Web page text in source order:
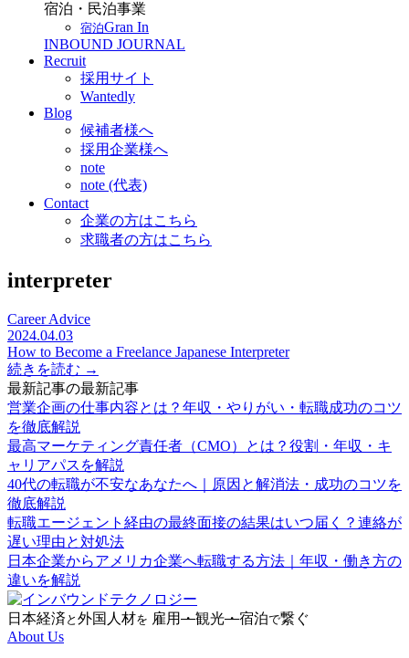
宿泊・民泊事業
宿泊Gran In
INBOUND JOURNAL
Recruit
採用サイト
Wantedly
Blog
候補者様へ
採用企業様へ
note
note (代表)
Contact
企業の方はこちら
求職者の方はこちら
interpreter
Career Advice
2024.04.03
How to Become a Freelance Japanese Interpreter
続きを読む →
最新記事の最新記事
営業企画の仕事内容とは？年収・やりがい・転職成功のコツ
を徹底解説
最高マーケティング責任者（CMO）とは？役割・年収・キ
ャリアパスを解説
40代の転職が不安なあなたへ｜原因と解消法・成功のコツを
徹底解説
転職エージェント経由の最終面接の結果はいつ届く？連絡が
遅い理由と対処法
日本企業からアメリカ企業へ転職する方法｜年収・働き方の
違いを解説
日本経済 と 外国人材を 雇用・観光・宿泊で繋ぐ
About Us